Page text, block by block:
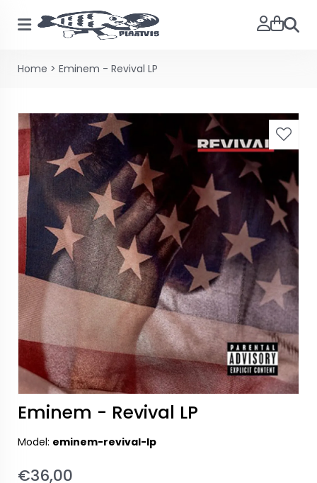
Home > Eminem - Revival LP
Eminem - Revival LP
Model: eminem-revival-lp
€36,00